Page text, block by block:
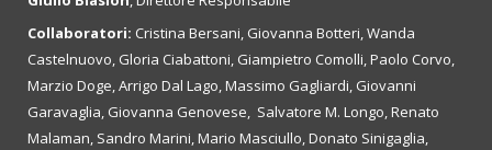
Collaboratori: Cristina Bersani, Giovanna Botteri, Wanda
Castelnuovo, Gloria Ciabattoni, Giampietro Comolli, Paolo Corvo,
Marzio Doge, Arrigo Dal Lago, Massimo Gagliardi, Giovanni
Garavaglia, Giovanna Genovese, Salvatore M. Longo, Renato
Malaman, Sandro Marini, Mario Masciullo, Donato Sinigaglia,